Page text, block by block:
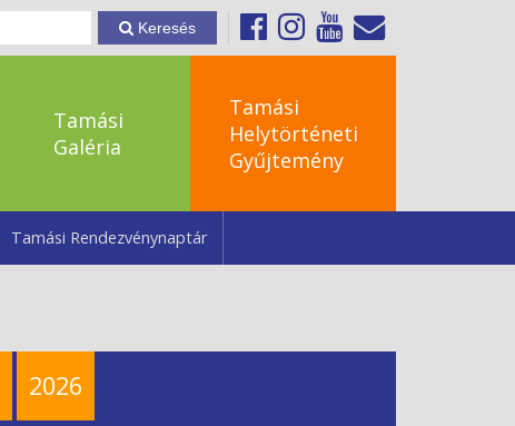
Keresés
Tamási
Galéria
Tamási
Helytörténeti
Gyűjtemény
Tamási Rendezvénynaptár
2026